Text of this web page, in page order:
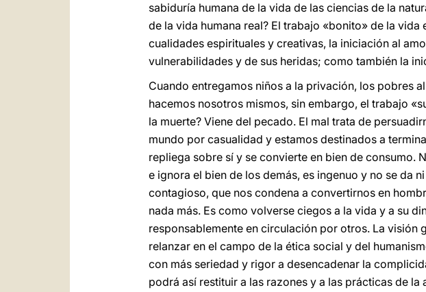
sabiduría humana de la vida de las ciencias de la
de la vida humana real? El trabajo «bonito» de la
cualidades espirituales y creativas, la iniciación al
vulnerabilidades y de sus heridas; como también la
Cuando entregamos niños a la privación, los pobres
hacemos nosotros mismos, sin embargo, el trabajo
la muerte? Viene del pecado. El mal trata de
mundo por casualidad y estamos destinados a
repliega sobre sí y se convierte en bien de consumo.
e ignora el bien de los demás, es ingenuo y no se da
contagioso, que nos condena a convertirnos en
nada más. Es como volverse ciegos a la vida y a su
responsablemente en circulación por otros. La
relanzar en el campo de la ética social y del
con más seriedad y rigor a desencadenar la
podrá así restituir a las razones y a las prácticas de